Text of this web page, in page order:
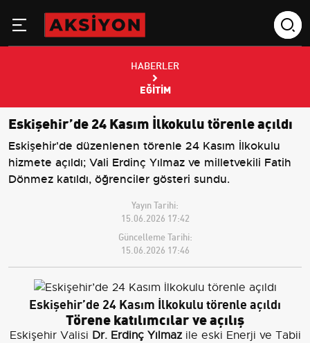
HABERLER
EĞITIM
Eskişehir’de 24 Kasım İlkokulu törenle açıldı
Eskişehir'de düzenlenen törenle 24 Kasım İlkokulu
hizmete açıldı; Vali Erdinç Yılmaz ve milletvekili Fatih
Dönmez katıldı, öğrenciler gösteri sundu.
Yayın Tarihi:
15.06.2026 17:42
Güncelleme Tarihi:
15.06.2026 17:46
Eskişehir’de 24 Kasım İlkokulu törenle açıldı
Törene katılımcılar ve açılış
Eskişehir Valisi Dr. Erdinç Yılmazile eski Enerji ve Tabii